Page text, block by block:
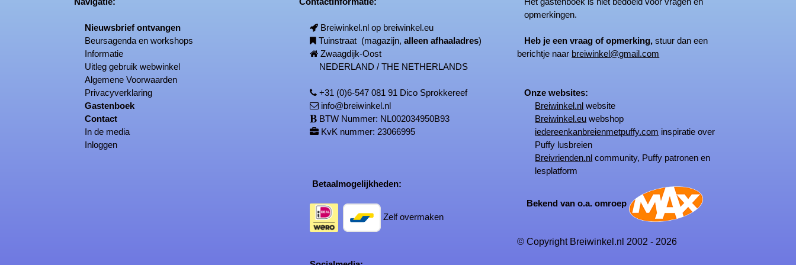
Nieuwsbrief ontvangen
Beursagenda en workshops
Informatie
Uitleg gebruik webwinkel
Algemene Voorwaarden
Privacyverklaring
Gastenboek
Contact
In de media
Inloggen
Breiwinkel.nl op breiwinkel.eu
Tuinstraat (magazijn,alleen afhaaladres)
Zwaagdijk-Oost
NEDERLAND / THE NETHERLANDS
+31 (0)6-547 081 91 Dico Sprokkereef
info@breiwinkel.nl
BTW Nummer: NL002034950B93
KvK nummer: 23066995
Betaalmogelijkheden:
Zelf overmaken
opmerkingen.
Heb je een vraag of opmerking, stuur dan een
berichtje naar breiwinkel@gmail.com
Onze websites:
Breiwinkel.nl website
Breiwinkel.eu webshop
iedereenkanbreienmetpuffy.com inspiratie over
Puffy lusbreien
Breivrienden.nl community, Puffy patronen en
lesplatform
Bekend van o.a. omroep
© Copyright Breiwinkel.nl 2002 - 2026